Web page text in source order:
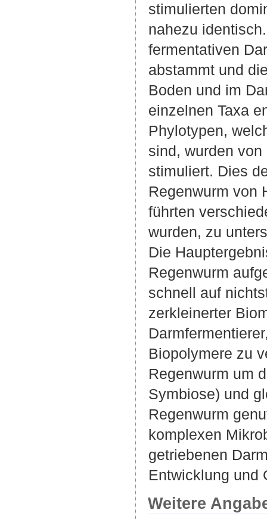
stimulierten
nahezu
fermentativen
abstammt und
Boden und im
einzelnen Taxa
Phylotypen,
sind, wurden
stimuliert. Dies
Regenwurm von
führten
wurden, zu
Die
Regenwurm
schnell auf
zerkleinerter
Biopolymere zu
Regenwurm um
Symbiose) und
Regenwurm
komplexen
getriebenen
Entwicklung und
Weitere